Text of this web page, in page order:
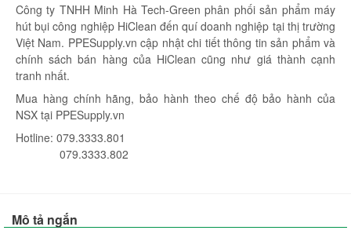
Công ty TNHH Minh Hà Tech-Green phân phối sản phẩm máy
hút bụi công nghiệp HiClean đến quí doanh nghiệp tại thị trường
Việt Nam. PPESupply.vn cập nhật chi tiết thông tin sản phẩm và
chính sách bán hàng của HiClean cũng như giá thành cạnh
tranh nhất.
Mua hàng chính hãng, bảo hành theo chế độ bảo hành của
NSX tại PPESupply.vn
Hotline: 079.3333.801
079.3333.802
Mô tả ngắn